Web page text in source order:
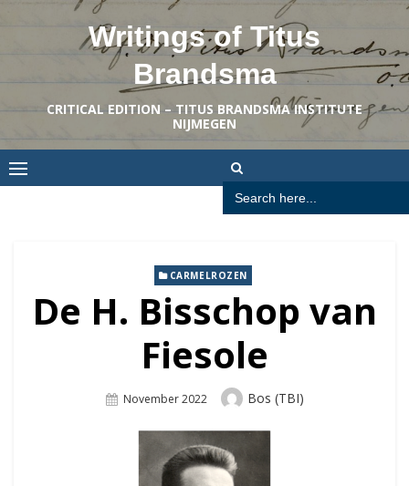
Writings of Titus
Brandsma
CRITICAL EDITION – TITUS BRANDSMA INSTITUTE
NIJMEGEN
Search
for:
CARMELROZEN
De H. Bisschop van
Fiesole
Posted
November 2022 Author
Bos (TBI)